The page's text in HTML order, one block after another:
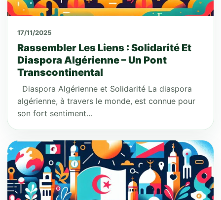
17/11/2025
Rassembler Les Liens : Solidarité Et
Diaspora Algérienne – Un Pont
Transcontinental
Diaspora Algérienne et Solidarité La diaspora
algérienne, à travers le monde, est connue pour
son fort sentiment…